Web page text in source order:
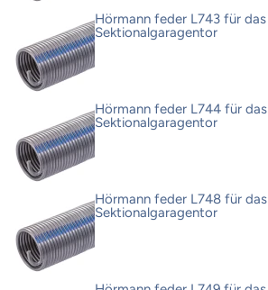
Hörmann feder L743 für das
Sektionalgaragentor
Hörmann feder L744 für das
Sektionalgaragentor
Hörmann feder L748 für das
Sektionalgaragentor